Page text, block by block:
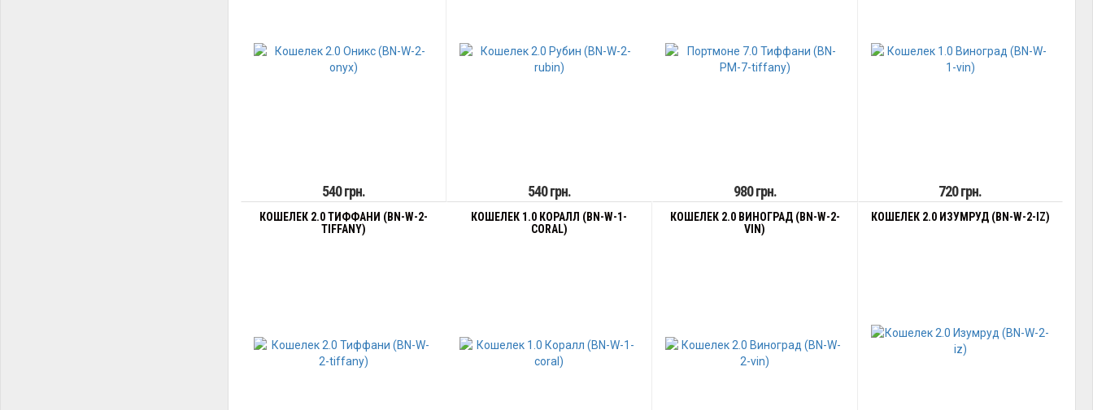
540 грн. 540 грн. 980 грн. 720 грн.
КОШЕЛЕК 2.0 ТИФФАНИ (BN-W-2-
TIFFANY)
КОШЕЛЕК 1.0 КОРАЛЛ (BN-W-1-
CORAL)
КОШЕЛЕК 2.0 ВИНОГРАД (BN-W-2-
VIN)
КОШЕЛЕК 2.0 ИЗУМРУД (BN-W-2-IZ)